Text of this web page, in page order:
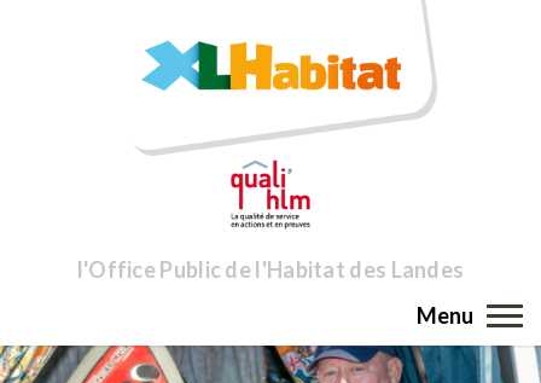
l'Office Public de l'Habitat des Landes
Menu